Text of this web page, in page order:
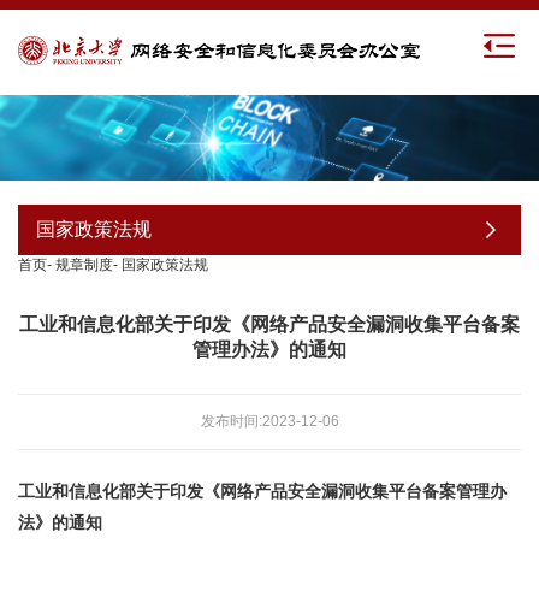
国家政策法规
首页- 规章制度- 国家政策法规
工业和信息化部关于印发《网络产品安全漏洞收集平台备案
管理办法》的通知
发布时间:2023-12-06
工业和信息化部关于印发《网络产品安全漏洞收集平台备案管理办
法》的通知